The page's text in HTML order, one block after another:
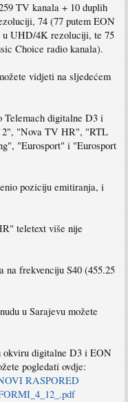
TV kanala + 10 duplih
74 (77 putem EON
UHD/4K rezoluciji, te 75
Choice radio kanala).
vidjeti na sljedećem
Telemach digitalne D3 i
"Nova TV HR", "RTL
"Eurosport" i "Eurosport
poziciju emitiranja, i
teletext više nije
na frekvenciju S40 (455.25
u Sarajevu možete
okviru digitalne D3 i EON
pogledati ovdje:
RASPORED